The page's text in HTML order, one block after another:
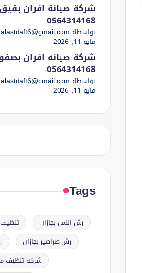
شركة صيانة افران بقيق
0564314168
بواسطة alastdaft6@gmail.com
مايو 11, 2026
شركة صيانه افران
0564314168
بواسطة alastdaft6@gmail.com
مايو 11, 2026
Tags
تنظيف
رش النمل بجازان
رش صراصير بجازان
شركة تنظيف